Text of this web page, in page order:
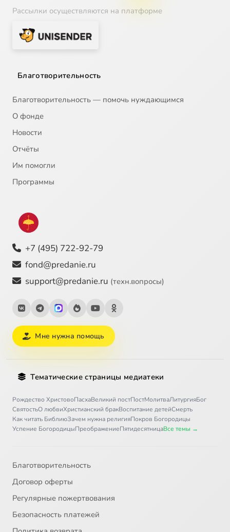
Рассылки осуществляются на платформе
Благотворительность
Благотворительность — помочь нуждающимся
О фонде
Новости
Отчёты
Им помогли
Программы
+7 (495) 722-92-79
fond@predanie.ru
support@predanie.ru (техн.вопросы)
Мне нужна помощь
Тематические страницы медиатеки
Рождество ХристовоПасхаВеликий постПостМолитваЛитургияБог
СвятостьО любвиХристианский бракВоспитание детейСмерть
Как читать БиблиюЗачем нужна религияПокров Богородицы
Успение БогородицыПреображениеПятидесятницаВсе темы →
Благотворительность
Договор оферты
Регулярные пожертвования
Безопасность платежей